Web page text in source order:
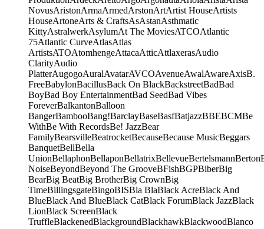
NovusAristonArmaArmedArstonArtArtist HouseArtists
HouseArtoneArts & CraftsAsAstanAsthmatic
KittyAstralwerkAsylumAt The MoviesATCOAtlantic
75Atlantic CurveAtlasAtlas
ArtistsATOAtomhengeAttacaAtticAttlaxerasAudio
ClarityAudio
PlatterAugogoAuralAvatarAVCOAvenueAwalAwareAxisB.
FreeBabylonBacillusBack On BlackBackstreetBadBad
BoyBad Boy EntertainmentBad SeedBad Vibes
ForeverBalkantonBalloon
BangerBambooBang!BarclayBaseBasfBatjazzBBEBCMBe
WithBe With RecordsBe! JazzBear
FamilyBearsvilleBeatrocketBecauseBecause MusicBeggars
BanquetBellBella
UnionBellaphonBellaponBellatrixBellevueBertelsmannBerton
NoiseBeyondBeyond The GrooveBFishBGPBiberBig
BearBig BeatBig BrotherBig CrownBig
TimeBillingsgateBingoBISBla BlaBlack AcreBlack And
BlueBlack And BlueBlack CatBlack ForumBlack JazzBlack
LionBlack ScreenBlack
TruffleBlackenedBlackgroundBlackhawkBlackwoodBlanco